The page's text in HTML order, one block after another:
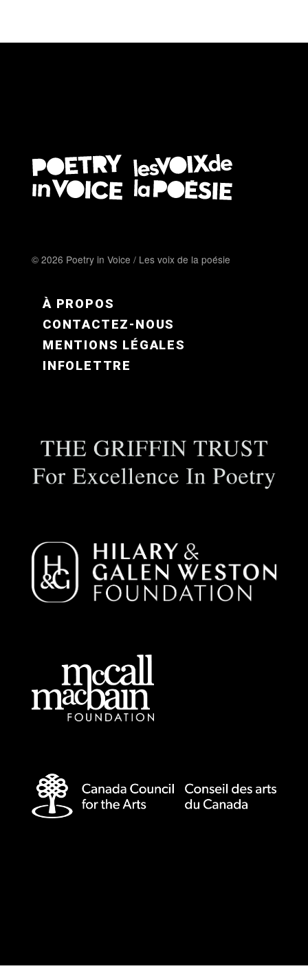
© 2026 Poetry in Voice / Les voix de la poésie
FOOTER MENU FR
À PROPOS
CONTACTEZ-NOUS
MENTIONS LÉGALES
INFOLETTRE